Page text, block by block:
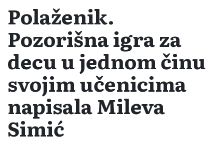
Polaženik.
Pozorišna igra za
decu u jednom činu
svojim učenicima
napisala Mileva
Simić